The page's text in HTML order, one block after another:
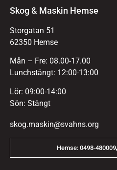
Skog & Maskin Hemse
Storgatan 51
62350 Hemse
Mån – Fre: 08.00-17.00
Lunchstängt: 12:00-13:00
Lör: 09:00-14:00
Sön: Stängt
skog.maskin@svahns.org
Hemse: 0498-480009